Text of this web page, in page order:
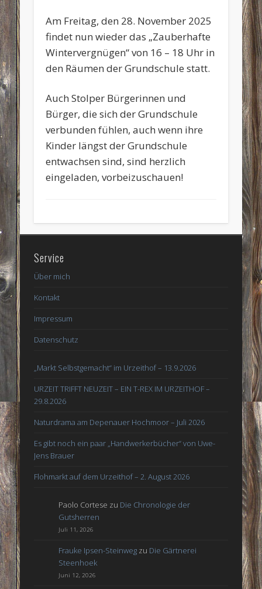
Am Freitag, den 28. November 2025
findet nun wieder das „Zauberhafte
Wintervergnügen“ von 16 – 18 Uhr in
den Räumen der Grundschule statt.
Auch Stolper Bürgerinnen und
Bürger, die sich der Grundschule
verbunden fühlen, auch wenn ihre
Kinder längst der Grundschule
entwachsen sind, sind herzlich
eingeladen, vorbeizuschauen!
Service
Über mich
Kontakt
Impressum
Datenschutz
„Markt Selbstgemacht“ im Urzeithof – 13.9.2026
URZEIT TRIFFT NEUZEIT – EIN T-REX IM URZEITHOF –
29.8.2026
Naturdrama am Depenauer Hochmoor – Juli 2026
Es gibt noch ein paar „Handwerkerbücher“ von Uwe-
Jens Brauer
Flohmarkt auf dem Urzeithof – 2. August 2026
Paolo Cortese zu Die Chronologie der
Gutsherren
Juli 11, 2026
Frauke Ipsen-Steinweg zu Die Gärtnerei
Steenhoek
Juni 12, 2026